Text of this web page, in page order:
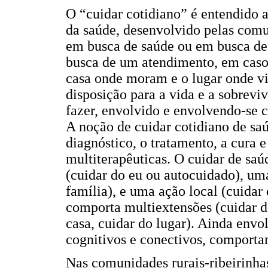
O “cuidar cotidiano” é entendido
da saúde, desenvolvido pelas
em busca de saúde ou em busca
busca de um atendimento, em
casa onde moram e o lugar onde
disposição para a vida e a
fazer, envolvido e envolvendo-se
A noção de cuidar cotidiano de
diagnóstico, o tratamento, a cura
multiterapêuticas. O cuidar de
(cuidar do eu ou autocuidado),
família), e uma ação local (cuidar
comporta multiextensões (cuidar
casa, cuidar do lugar). Ainda
cognitivos e conectivos,
Nas comunidades rurais-